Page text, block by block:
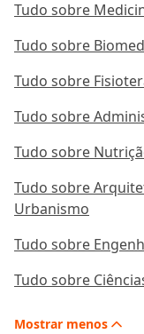
Tudo sobre
Tudo sobre
Tudo sobre
Tudo sobre
Tudo sobre
Tudo sobre
Urbanismo
Tudo sobre
Tudo sobre
Mostrar menos